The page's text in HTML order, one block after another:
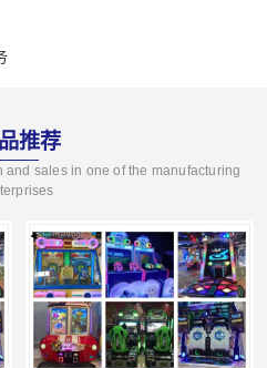
推荐
sales in one of the manufacturing